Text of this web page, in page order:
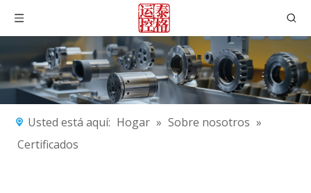
Usted está aquí: Hogar » Sobre nosotros »
Certificados